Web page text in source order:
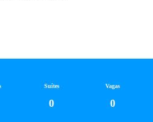
Suítes
0
Vagas
0